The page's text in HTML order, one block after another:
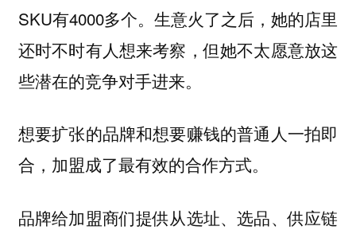
SKU有4000多个。生意火了之后，她的店里
还时不时有人想来考察，但她不太愿意放这
些潜在的竞争对手进来。
想要扩张的品牌和想要赚钱的普通人一拍即
合，加盟成了最有效的合作方式。
品牌给加盟商们提供从选址、选品、供应链